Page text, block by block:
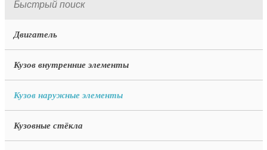
Двигатель
Кузов внутренние элементы
Кузов наружные элементы
Кузовные стёкла